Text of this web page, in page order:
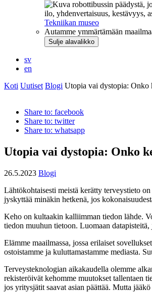
ilo, yhdenvertaisuus, kestävyys,
Tekniikan museo
Autamme ymmärtämään
Sulje alavalikko
sv
en
Koti Uutiset Blogi Utopia vai dystopia: Onko
Share to: facebook
Share to: twitter
Share to: whatsapp
Utopia vai dystopia: Onko
26.5.2023 Blogi
Lähtökohtaisesti meistä kerätty terveystieto
jyskyttää minäkin hetkenä, jos
Keho on kultaakin kalliimman tiedon lähde.
tiedon muuhun tietoon. Luomaan
Elämme maailmassa, jossa erilaiset
ostoistamme ja kuluttamastamme mediasta.
Terveysteknologian aikakaudella olemme
rekisteröivät kehomme muutokset tallentaen
jos yritysjätit saavat asian päättää. Mutta